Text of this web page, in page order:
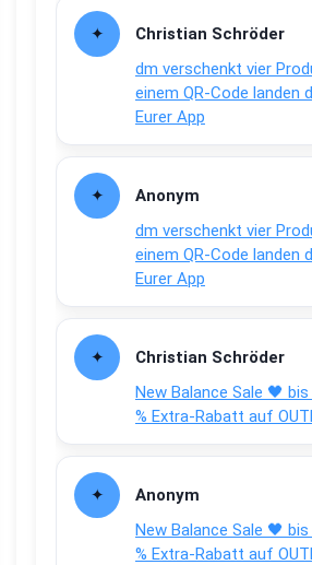
Christian Schröder
dm verschenkt vier
einem QR-Code landen
Eurer App
Anonym
dm verschenkt vier
einem QR-Code landen
Eurer App
Christian Schröder
New Balance Sale 🖤
% Extra-Rabatt auf
Anonym
New Balance Sale 🖤
% Extra-Rabatt auf